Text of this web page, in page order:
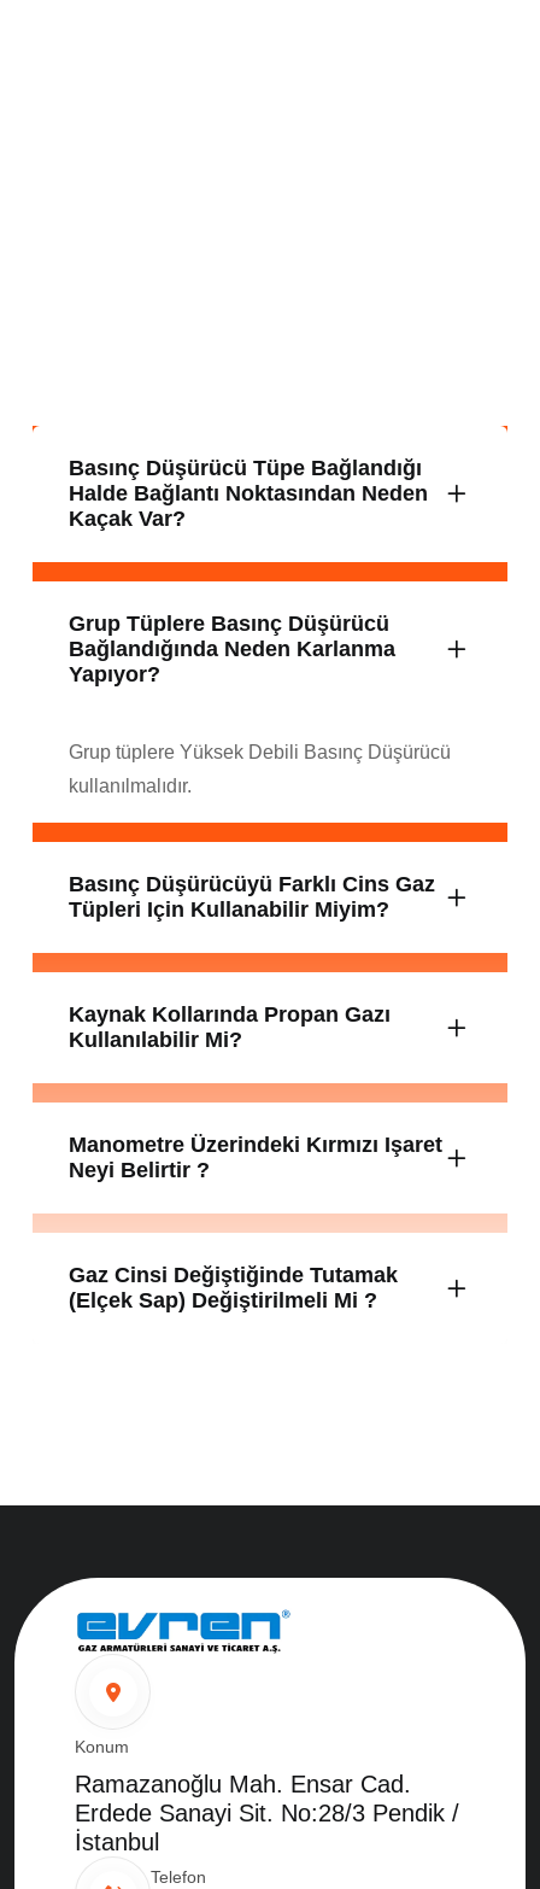
Basınç Düşürücü Tüpe Bağlandığı
Halde Bağlantı Noktasından Neden
Kaçak Var?
Grup Tüplere Basınç Düşürücü
Bağlandığında Neden Karlanma
Yapıyor?
Grup tüplere Yüksek Debili Basınç Düşürücü
kullanılmalıdır.
Basınç Düşürücüyü Farklı Cins Gaz
Tüpleri Için Kullanabilir Miyim?
Kaynak Kollarında Propan Gazı
Kullanılabilir Mi?
Manometre Üzerindeki Kırmızı Işaret
Neyi Belirtir ?
Gaz Cinsi Değiştiğinde Tutamak
(elçek Sap) Değiştirilmeli Mi ?
Konum
Ramazanoğlu Mah. Ensar Cad.
Erdede Sanayi Sit. No:28/3 Pendik /
İstanbul
Telefon